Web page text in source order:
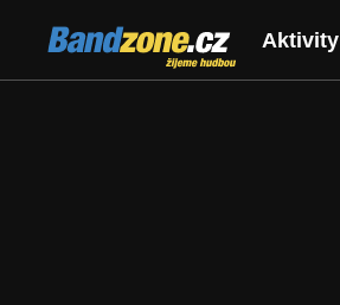
Bandzone.cz
žijeme hudbou
Aktivity